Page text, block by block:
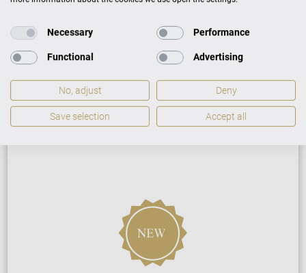
ZUSATZLEISTUNGEN FÜR C. BECHSTEIN
CONCERT A-192
PREISLISTE HERUNTERLADEN
Necessary Performance
Functional Advertising
No, adjust Deny
Save selection Accept all